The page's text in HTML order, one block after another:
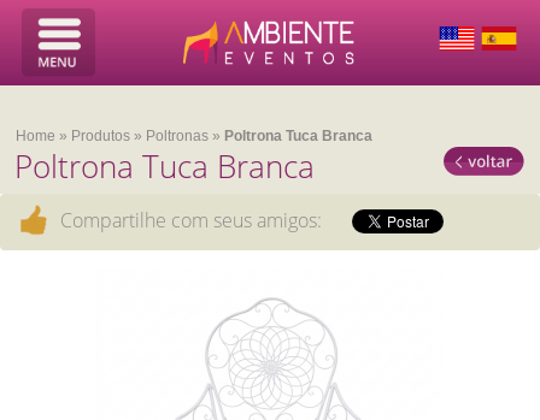
Home » Produtos » Poltronas » Poltrona Tuca Branca
Poltrona Tuca Branca
Compartilhe com seus amigos: